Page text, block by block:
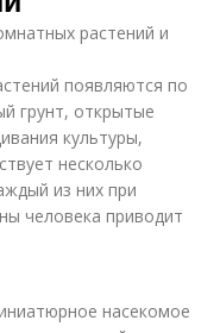
растений и
появляются по
грунт, открытые
культуры,
несколько
из них при
человека приводит
насекомое